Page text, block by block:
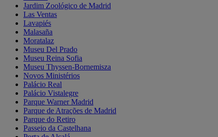
Jardim Zoológico de Madrid
Las Ventas
Lavapiés
Malasaña
Moratalaz
Museu Del Prado
Museu Reina Sofia
Museu Thyssen-Bornemisza
Novos Ministérios
Palácio Real
Palácio Vistalegre
Parque Warner Madrid
Parque de Atrações de Madrid
Parque do Retiro
Passeio da Castelhana